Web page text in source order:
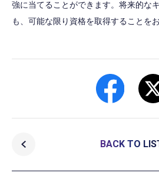
強に当てることができます。将来的な
も、可能な限り資格を取得することを
BACK TO